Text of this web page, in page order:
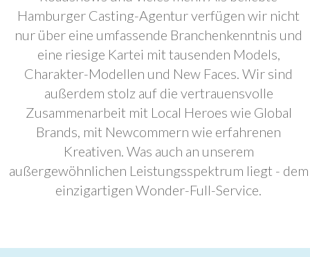
Hamburger Casting-Agentur verfügen wir nicht
nur über eine umfassende Branchenkenntnis und
eine riesige Kartei mit tausenden Models,
Charakter-Modellen und New Faces. Wir sind
außerdem stolz auf die vertrauensvolle
Zusammenarbeit mit Local Heroes wie Global
Brands, mit Newcommern wie erfahrenen
Kreativen. Was auch an unserem
außergewöhnlichen Leistungsspektrum liegt - dem
einzigartigen Wonder-Full-Service.